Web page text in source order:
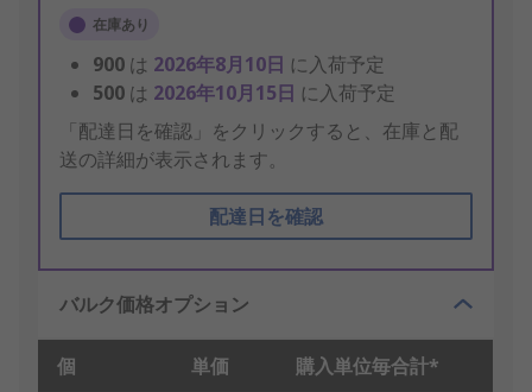
在庫あり
900 は 2026年8月10日 に入荷予定
500 は 2026年10月15日 に入荷予定
「配達日を確認」をクリックすると、在庫と配
送の詳細が表示されます。
配達日を確認
バルク価格オプション
個 単価 購入単位毎合計*